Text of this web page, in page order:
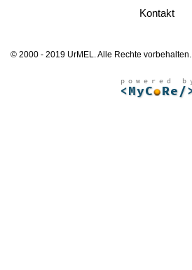
Kontakt
© 2000 - 2019 UrMEL. Alle Rechte vorbehalten.